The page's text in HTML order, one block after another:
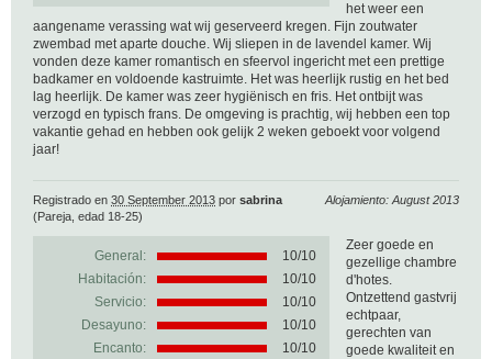
het weer een
aangename verassing wat wij geserveerd kregen. Fijn zoutwater
zwembad met aparte douche. Wij sliepen in de lavendel kamer. Wij
vonden deze kamer romantisch en sfeervol ingericht met een prettige
badkamer en voldoende kastruimte. Het was heerlijk rustig en het bed
lag heerlijk. De kamer was zeer hygiënisch en fris. Het ontbijt was
verzogd en typisch frans. De omgeving is prachtig, wij hebben een top
vakantie gehad en hebben ook gelijk 2 weken geboekt voor volgend
jaar!
Alojamiento: August 2013
Registrado en 30 September 2013 por sabrina
(Pareja, edad 18-25)
General: 10/10
Habitación:
10/10
Servicio:
10/10
Desayuno:
10/10
Encanto:
10/10
Zeer goede en
gezellige chambre
d'hotes.
Ontzettend gastvrij
echtpaar,
gerechten van
goede kwaliteit en